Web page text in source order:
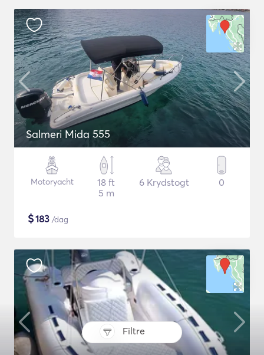
Filtre
Salmeri Mida 555
Motoryacht
18 ft
5 m
6 Krydstogt 0
$183 /dag